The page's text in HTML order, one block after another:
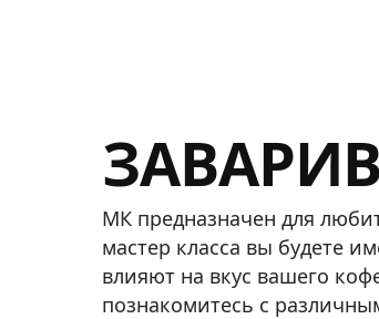
МК предназначен для
мастер класса вы будете
влияют на вкус вашего
познакомитесь с